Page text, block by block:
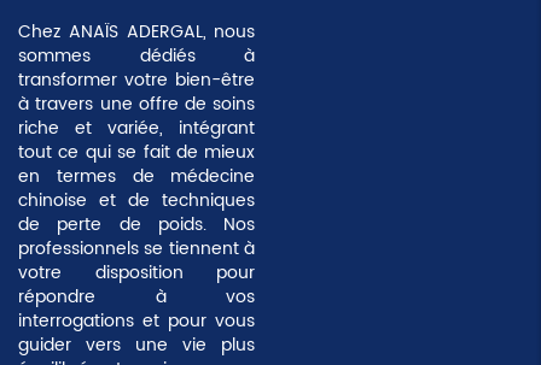
Chez ANAÏS ADERGAL, nous
sommes dédiés à
transformer votre bien-être
à travers une offre de soins
riche et variée, intégrant
tout ce qui se fait de mieux
en termes de médecine
chinoise et de techniques
de perte de poids. Nos
professionnels se tiennent à
votre disposition pour
répondre à vos
interrogations et pour vous
guider vers une vie plus